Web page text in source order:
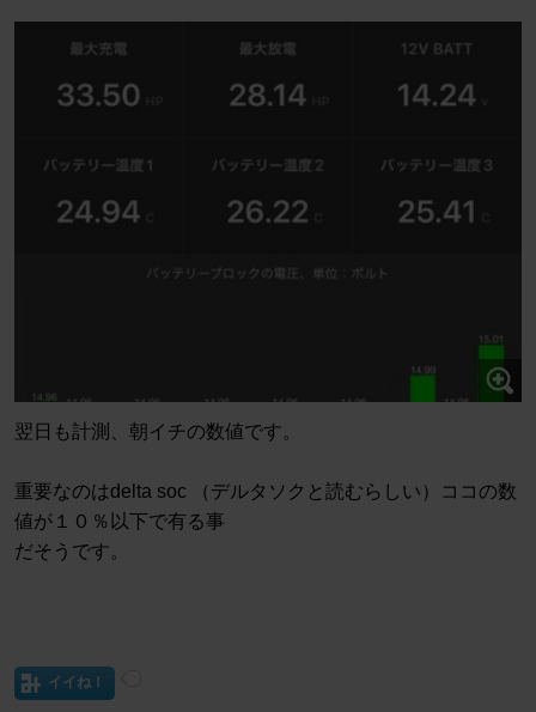
翌日も計測、朝イチの数値です。
重要なのはdelta soc （デルタソクと読むらしい）ココの数
値が１０％以下で有る事
だそうです。
イイね！